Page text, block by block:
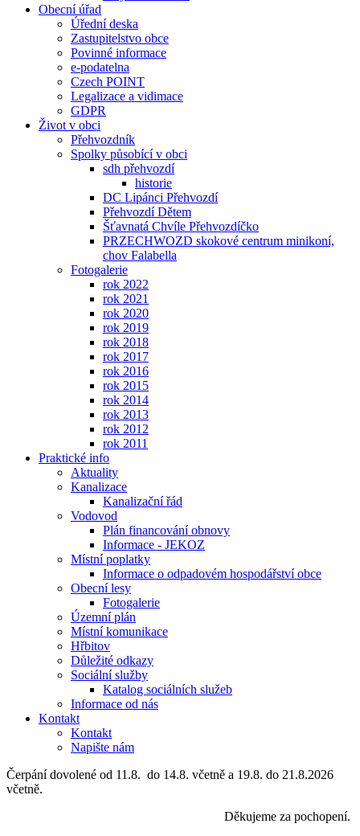
Obecní úřad
Úřední deska
Zastupitelstvo obce
Povinné informace
e-podatelna
Czech POINT
Legalizace a vidimace
GDPR
Život v obci
Přehvozdník
Spolky působící v obci
sdh přehvozdí
historie
DC Lipánci Přehvozdí
Přehvozdí Dětem
Šťavnatá Chvíle Přehvozdíčko
PRZECHWOZD skokové centrum minikoní,
chov Falabella
Fotogalerie
rok 2022
rok 2021
rok 2020
rok 2019
rok 2018
rok 2017
rok 2016
rok 2015
rok 2014
rok 2013
rok 2012
rok 2011
Praktické info
Aktuality
Kanalizace
Kanalizační řád
Vodovod
Plán financování obnovy
Informace - JEKOZ
Místní poplatky
Informace o odpadovém hospodářství obce
Obecní lesy
Fotogalerie
Územní plán
Místní komunikace
Hřbitov
Důležité odkazy
Sociální služby
Katalog sociálních služeb
Informace od nás
Kontakt
Kontakt
Napište nám
Čerpání dovolené od 11.8. do 14.8. včetně a 19.8. do 21.8.2026
včetně.
Děkujeme za pochopení.